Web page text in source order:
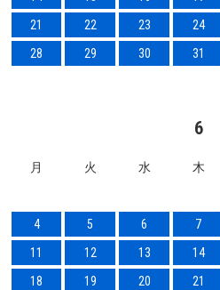
21
22 23 24
28
29 30 31
6
月 火 水 木
4
5 6 7
11
12 13 14
18
19 20 21